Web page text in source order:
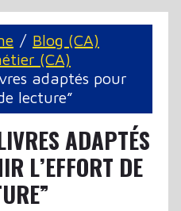
Blog (CA)
(CA)
adaptés pour
lecture”
ADAPTÉS
L’EFFORT DE